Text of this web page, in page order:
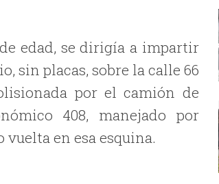
edad, se dirigía a impartir
sin placas, sobre la calle 66
por el camión de
408, manejado por
en esa esquina.